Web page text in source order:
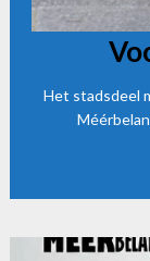
Het stadsdeel